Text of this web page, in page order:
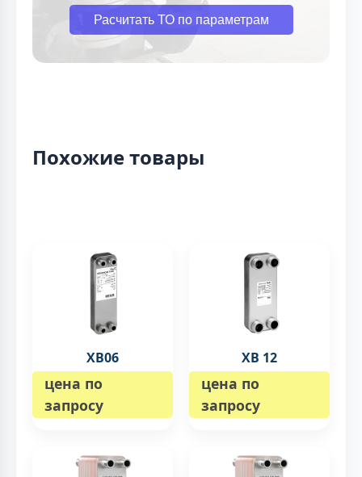
Расчитать ТО по параметрам
Похожие товары
XB06
цена по
запросу
XB 12
цена по
запросу